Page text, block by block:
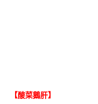
【酸菜鵝肝】